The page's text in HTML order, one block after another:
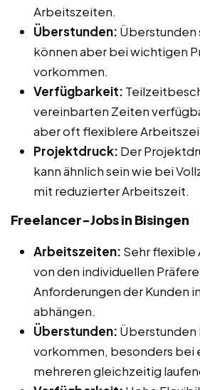
Arbeitszeiten.
Überstunden: Überstunden
können aber bei wichtigen
vorkommen.
Verfügbarkeit:
vereinbarten Zeiten
aber oft flexiblere
Projektdruck: Der
kann ähnlich sein wie bei
mit reduzierter Arbeitszeit.
Freelancer-Jobs in Bisingen
Arbeitszeiten: Sehr
von den individuellen
Anforderungen der Kunden
abhängen.
Überstunden: Überstunden
vorkommen, besonders bei
mehreren gleichzeitig